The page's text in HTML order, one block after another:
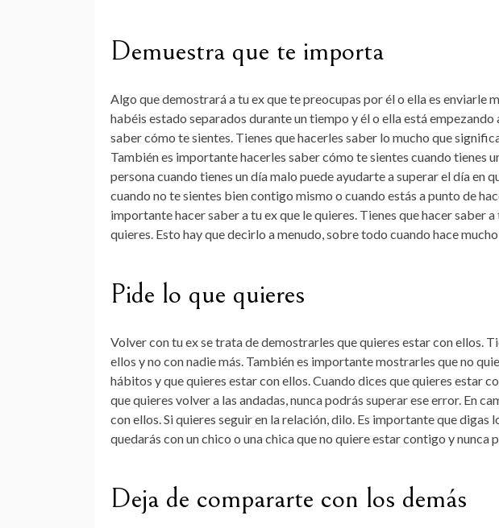
Demuestra que te importa
Algo que demostrará a tu ex que te preocupas por él o ella es enviarle
habéis estado separados durante un tiempo y él o ella está
saber cómo te sientes. Tienes que hacerles saber lo mucho que
También es importante hacerles saber cómo te sientes cuando tienes
persona cuando tienes un día malo puede ayudarte a superar el día en
cuando no te sientes bien contigo mismo o cuando estás a punto de
importante hacer saber a tu ex que le quieres. Tienes que hacer saber
quieres. Esto hay que decirlo a menudo, sobre todo cuando hace
Pide lo que quieres
Volver con tu ex se trata de demostrarles que quieres estar con ellos.
ellos y no con nadie más. También es importante mostrarles que no
hábitos y que quieres estar con ellos. Cuando dices que quieres estar
que quieres volver a las andadas, nunca podrás superar ese error. En
con ellos. Si quieres seguir en la relación, dilo. Es importante que digas
quedarás con un chico o una chica que no quiere estar contigo y
Deja de compararte con los demás